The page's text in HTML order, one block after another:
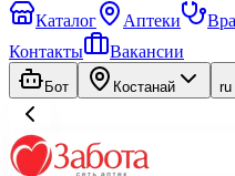
Каталог
Аптеки
Контакты
Вакансии
Бот Костанай ru